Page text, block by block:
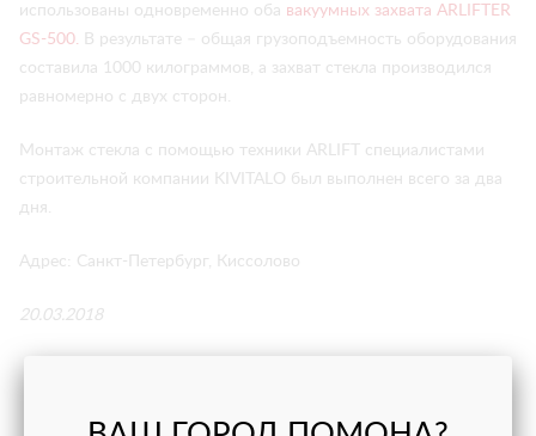
использованы одновременно оба вакуумных захвата ARLIFTER
GS-500. В результате – общая грузоподъемность оборудования
составила 1000 килограммов, а захват стекла производился
равномерно с двух сторон.
Монтаж стекла с помощью техники ARLIFT специалистами
строительной компании KIVITALO был выполнен всего за два
дня.
Адрес: Санкт-Петербург, Киссолово
20.03.2018